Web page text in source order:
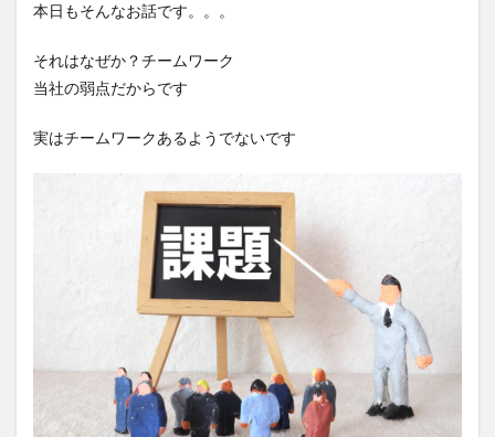
本日もそんなお話です。。。
それはなぜか？チームワーク
当社の弱点だからです
実はチームワークあるようでないです